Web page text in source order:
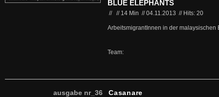
BLUE ELEPHANTS
// // 14 Min //04.11.2013 // Hits: 20
ArbeitsmigrantInnen in der malaysischen
Team:
ausgabe nr_36 Casanare